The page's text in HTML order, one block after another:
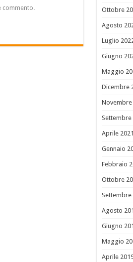
commento. Ottobre
Agosto
Luglio
Giugno
Maggio
Dicembre
Novembre
Settembre
Aprile 2021
Gennaio
Febbraio
Ottobre
Settembre
Agosto
Giugno
Maggio
Aprile